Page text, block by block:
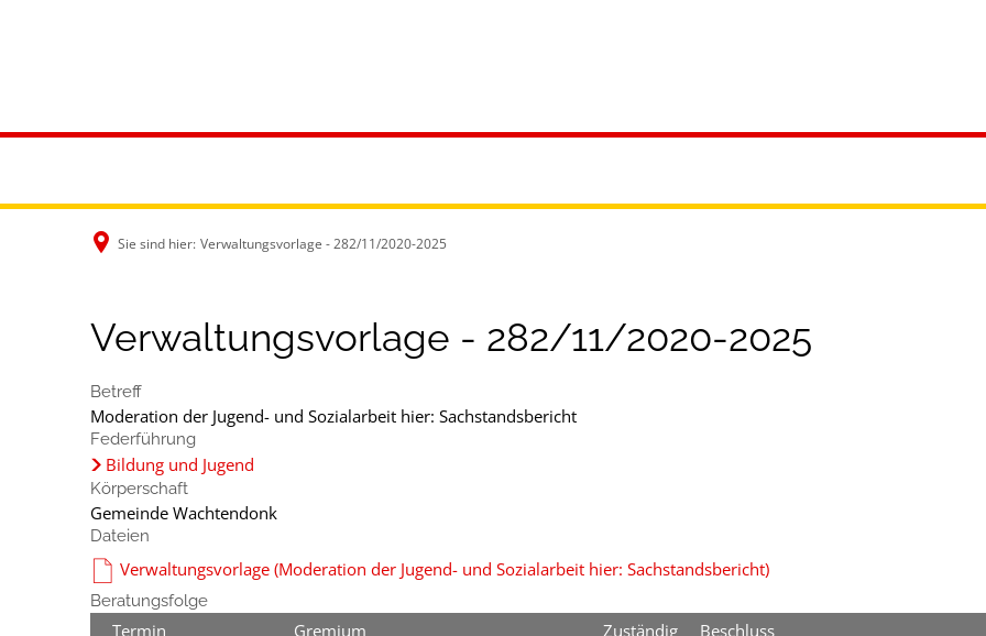
Sie sind hier: Verwaltungsvorlage - 282/11/2020-2025
Verwaltungsvorlage - 282/11/2020-2025
Betreff
Moderation der Jugend- und Sozialarbeit hier: Sachstandsbericht
Federführung
Bildung und Jugend
Körperschaft
Gemeinde Wachtendonk
Dateien
Verwaltungsvorlage (Moderation der Jugend- und Sozialarbeit hier: Sachstandsbericht)
Beratungsfolge
Termin Gremium Zuständig Beschluss